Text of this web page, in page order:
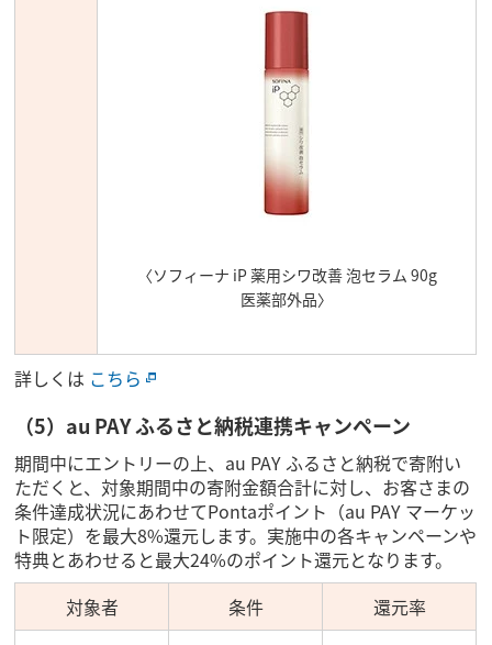
〈ソフィーナ iP 薬用シワ改善 泡セラム 90g
医薬部外品〉
詳しくは こちら
（5）au PAY ふるさと納税連携キャンペーン
期間中にエントリーの上、au PAY ふるさと納税で寄附い
ただくと、対象期間中の寄附金額合計に対し、お客さまの
条件達成状況にあわせてPontaポイント（au PAY マーケッ
ト限定）を最大8%還元します。実施中の各キャンペーンや
特典とあわせると最大24%のポイント還元となります。
対象者
条件
還元率